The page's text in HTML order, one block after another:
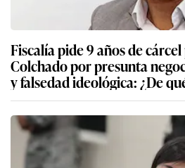
Fiscalía pide 9 años de
Colchado por presunta
y falsedad ideológica: ¿De